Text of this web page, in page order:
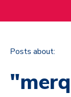
Posts about: